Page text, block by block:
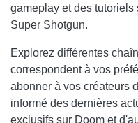
gameplay et des tutoriels
Super Shotgun.
Explorez différentes
correspondent à vos
abonner à vos créateurs
informé des dernières
exclusifs sur Doom et